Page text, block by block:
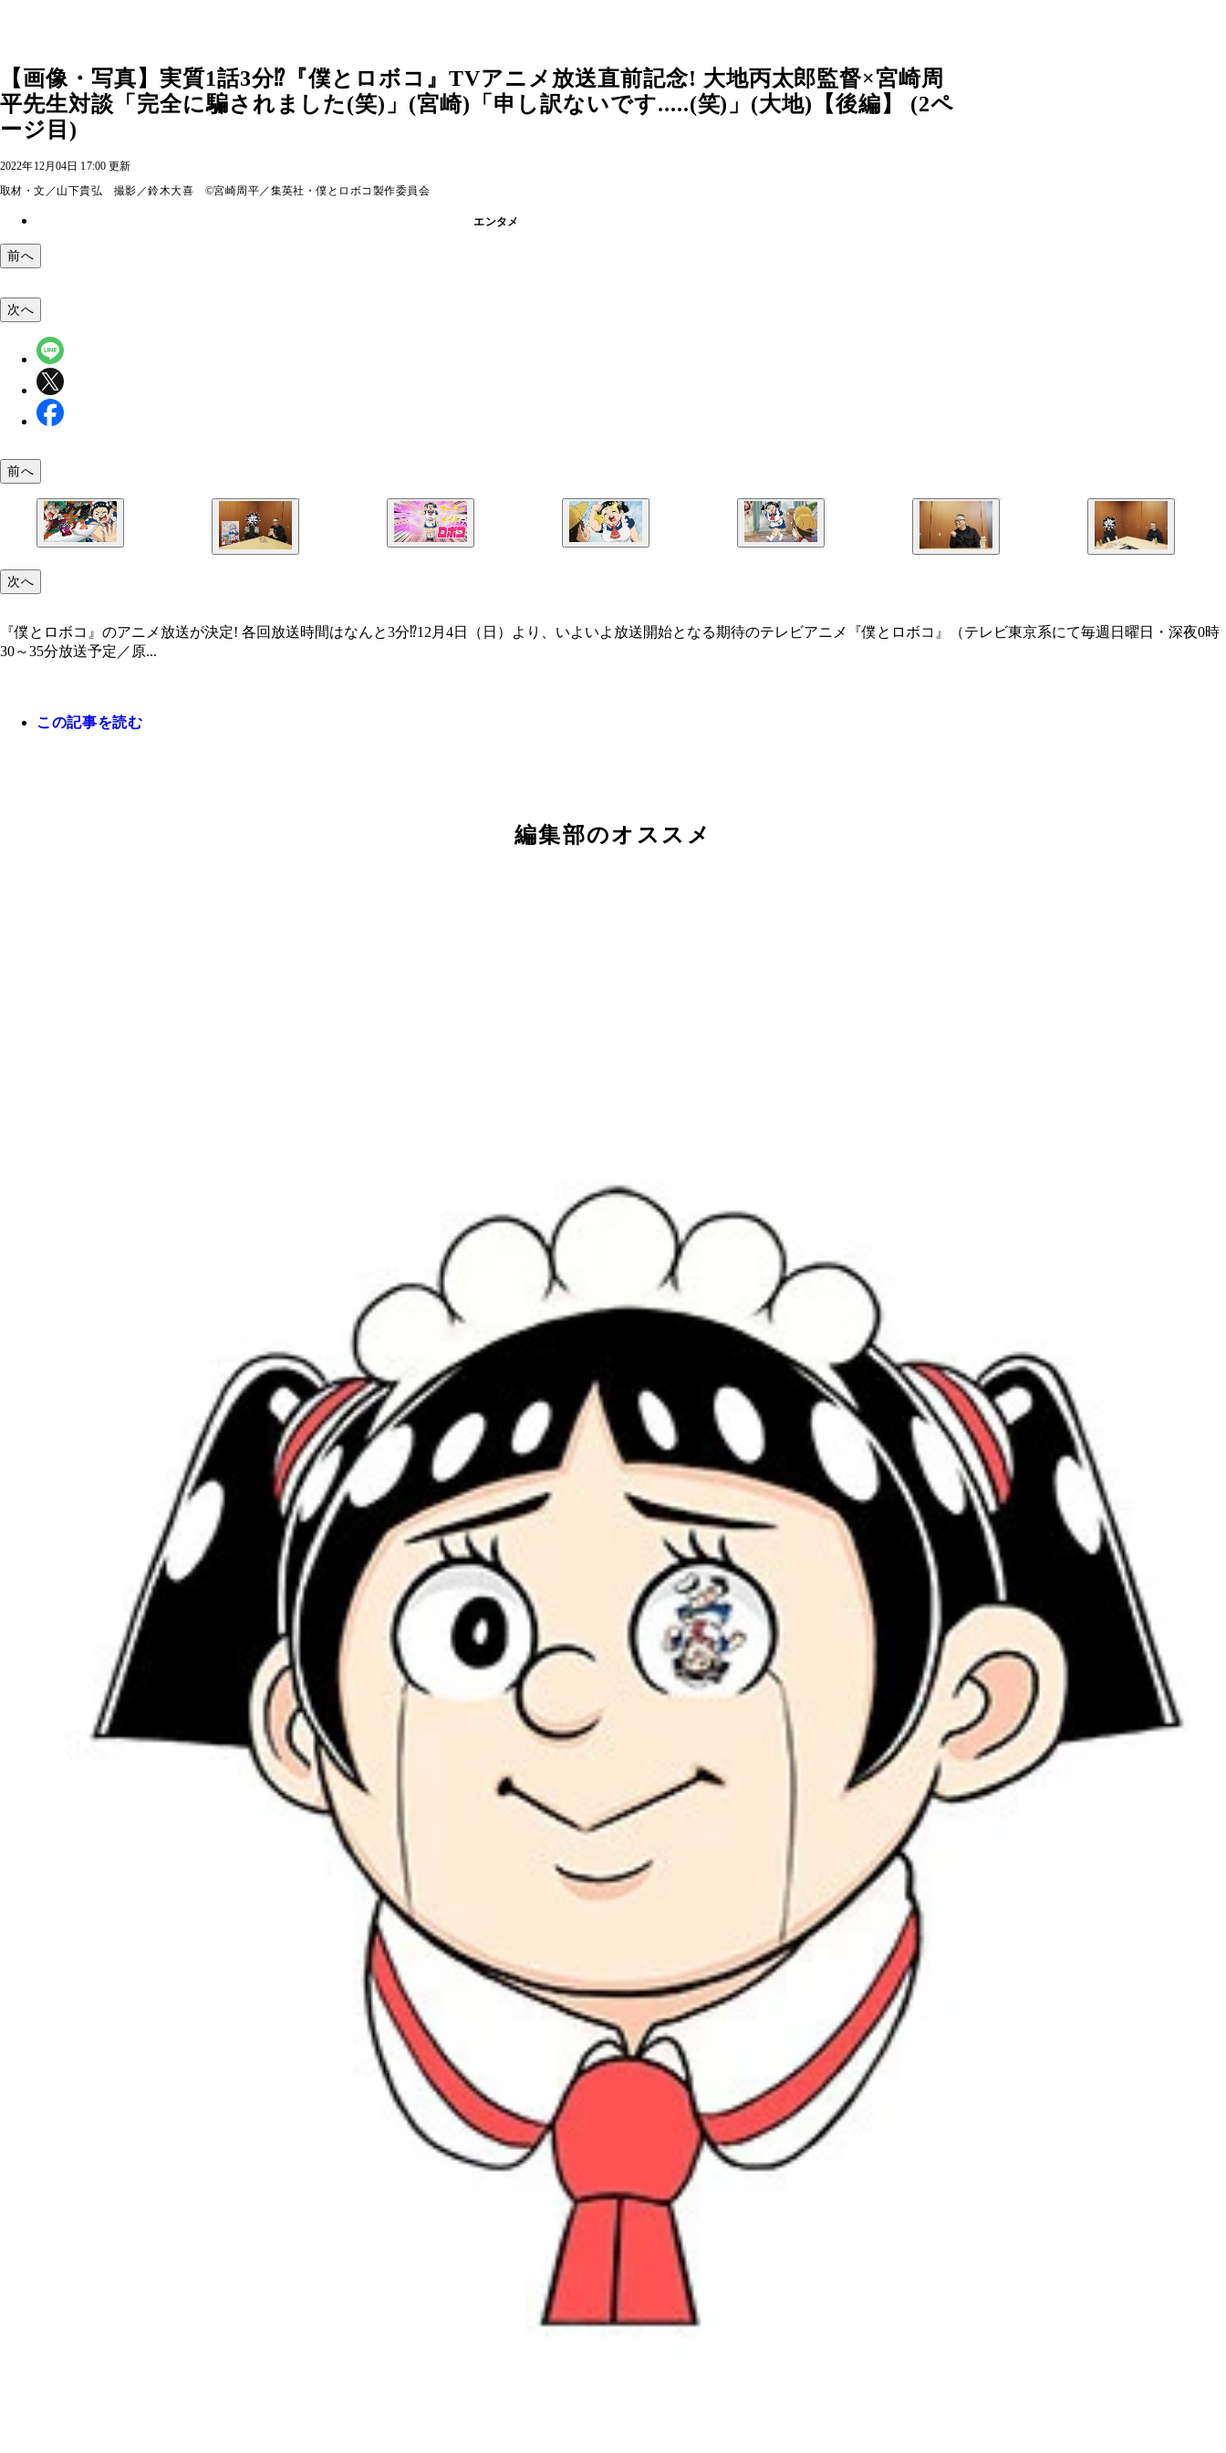
【画像・写真】実質1話3分⁉『僕とロボコ』TVアニメ放送直前記念! 大地丙太郎監督×宮崎周
平先生対談「完全に騙されました(笑)」(宮崎)「申し訳ないです.....(笑)」(大地)【後編】 (2ペ
ージ目)
2022年12月04日 17:00 更新
取材・文／山下貴弘 撮影／鈴木大喜 ©宮崎周平／集英社・僕とロボコ製作委員会
エンタメ
前へ
次へ
前へ
次へ
『僕とロボコ』のアニメ放送が決定! 各回放送時間はなんと3分⁉12月4日（日）より、いよいよ放送開始となる期待のテレビアニメ『僕とロボコ』（テレビ東京系にて毎週日曜日・深夜0時
30～35分放送予定／原...
この記事を読む
編集部のオススメ